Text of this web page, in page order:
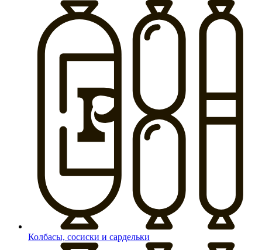
Колбасы, сосиски и сардельки